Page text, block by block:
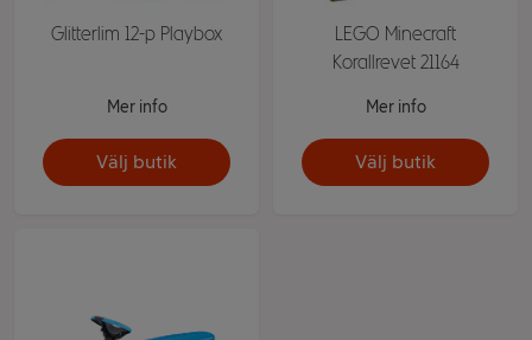
Glitterlim 12-p Playbox
Mer info
Välj butik
LEGO Minecraft
Korallrevet 21164
Mer info
Välj butik